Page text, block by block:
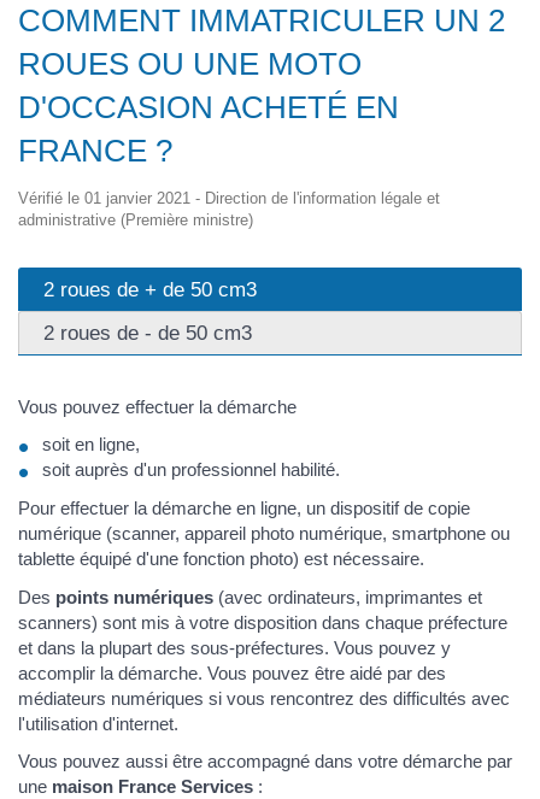
COMMENT IMMATRICULER UN 2
ROUES OU UNE MOTO
D'OCCASION ACHETÉ EN
FRANCE ?
Vérifié le 01 janvier 2021 - Direction de l'information légale et
administrative (Première ministre)
2 roues de + de 50 cm3
2 roues de - de 50 cm3
Vous pouvez effectuer la démarche
soit en ligne,
soit auprès d'un professionnel habilité.
Pour effectuer la démarche en ligne, un dispositif de copie
numérique (scanner, appareil photo numérique, smartphone ou
tablette équipé d'une fonction photo) est nécessaire.
Des points numériques (avec ordinateurs, imprimantes et
scanners) sont mis à votre disposition dans chaque préfecture
et dans la plupart des sous-préfectures. Vous pouvez y
accomplir la démarche. Vous pouvez être aidé par des
médiateurs numériques si vous rencontrez des difficultés avec
l'utilisation d'internet.
Vous pouvez aussi être accompagné dans votre démarche par
une maison France Services :